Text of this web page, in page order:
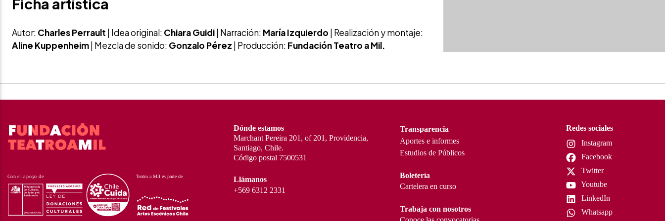
Autor: CharlesPerrault | Idea original: ChiaraGuidi | Narración: María Izquierdo | Realización y montaje:
Aline Kuppenheim | Mezcla de sonido: Gonzalo Pérez | Producción: Fundación Teatro a Mil.
Dónde estamos
Marchant Pereira 201, of 201, Providencia,
Santiago, Chile.
Código postal 7500531
Llámanos
+569 6312 2331
Transparencia
Aportes e informes
Estudios de Públicos
Boletería
Cartelera en curso
Trabaja con nosotros
Redes sociales
Instagram
Facebook
Twitter
Youtube
LinkedIn
Whatsapp